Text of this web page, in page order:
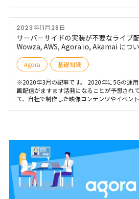
2023年11月28日
サーバーサイドの実装が不要なライブ
Wowza, AWS, Agora.io, Akamai につ
Agora 基礎知識
※2020年3月の記事です。 2020年に5Gの運
画配信がますます活発になることが予想され
て、自社で制作した映像コンテンツやイベン